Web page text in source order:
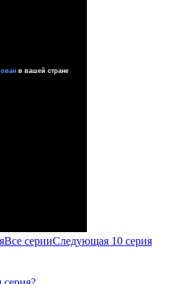
Все серииСледующая 10 серия